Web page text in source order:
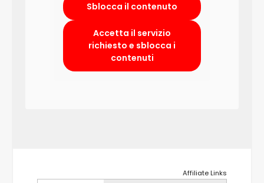
Sblocca il contenuto
Accetta il servizio
richiesto e sblocca i
contenuti
Affiliate Links